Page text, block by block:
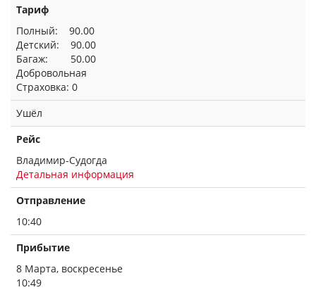
Тариф
Полный: 90.00
Детский: 90.00
Багаж: 50.00
Добровольная
Страховка: 0
Ушёл
Рейс
Владимир-Судогда
Детальная информация
Отправление
10:40
Прибытие
8 Марта, воскресенье
10:49